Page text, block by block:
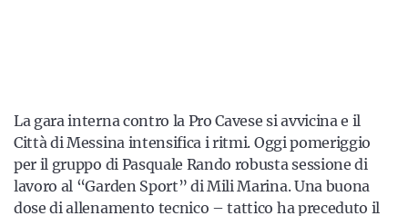
La gara interna contro la Pro Cavese si avvicina e il
Città di Messina intensifica i ritmi. Oggi pomeriggio
per il gruppo di Pasquale Rando robusta sessione di
lavoro al “Garden Sport” di Mili Marina. Una buona
dose di allenamento tecnico – tattico ha preceduto il